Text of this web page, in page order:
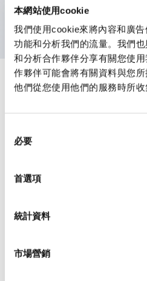
本網站使用cookie
我們使用cookie來將內容和廣
功能和分析我們的流量。我們
和分析合作夥伴分享有關您使
作夥伴可能會將有關資料與您
他們從您使用他們的服務時所收
必要
首選項
統計資料
市場營銷
防護結構
規格
審美規範
環境規範
功能規格
機械規格